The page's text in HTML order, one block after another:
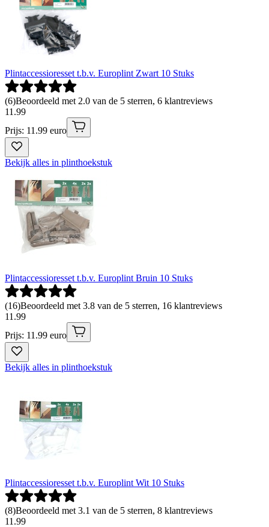
Plintaccessioresset t.b.v. Europlint Zwart 10 Stuks
(6)Beoordeeld met 2.0 van de 5 sterren, 6 klantreviews
11 .99
Prijs: 11.99 euro
Bekijk alles in plinthoekstuk
Plintaccessioresset t.b.v. Europlint Bruin 10 Stuks
(16)Beoordeeld met 3.8 van de 5 sterren, 16 klantreviews
11 .99
Prijs: 11.99 euro
Bekijk alles in plinthoekstuk
Plintaccessioresset t.b.v. Europlint Wit 10 Stuks
(8)Beoordeeld met 3.1 van de 5 sterren, 8 klantreviews
11 .99